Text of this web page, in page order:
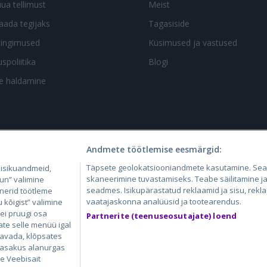
tellimust
tegijaks
haldamine
Meist
Tagasiside
Küsimused ja vastused
Blogi
GetaPro.lv
GetaPro.ee
Skelbiu.lt
Autoplius.lt
Aruodas.lt
CVbankas.lt
valimine
töötleme
valimine
pruugi osa
selle menüü igal
klõpsates
alanurgas
Veebisait
Andmete töötlemise eesmärgid:
Täpsete geolokatsiooniandmete kasutamine.
skaneerimine tuvastamiseks. Teabe säilitamine
seadmes. Isikupärastatud reklaamid ja sisu,
vaatajaskonna analüüsid ja tootearendus.
Partnerite (teenuseosutajate) loend